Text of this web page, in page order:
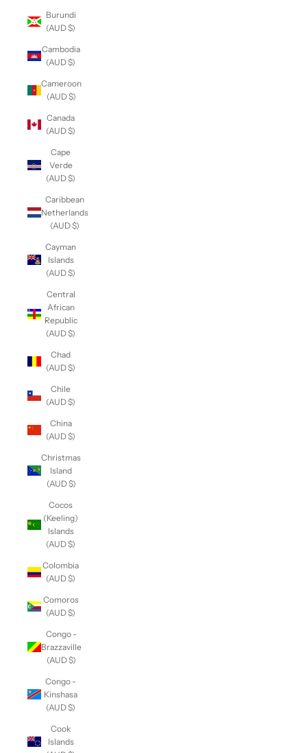
Burundi
(AUD $)
Cambodia
(AUD $)
Cameroon
(AUD $)
Canada
(AUD $)
Cape
Verde
(AUD $)
Caribbean
Netherlands
(AUD $)
Cayman
Islands
(AUD $)
Central
African
Republic
(AUD $)
Chad
(AUD $)
Chile
(AUD $)
China
(AUD $)
Christmas
Island
(AUD $)
Cocos
(Keeling)
Islands
(AUD $)
Colombia
(AUD $)
Comoros
(AUD $)
Congo -
Brazzaville
(AUD $)
Congo -
Kinshasa
(AUD $)
Cook
Islands